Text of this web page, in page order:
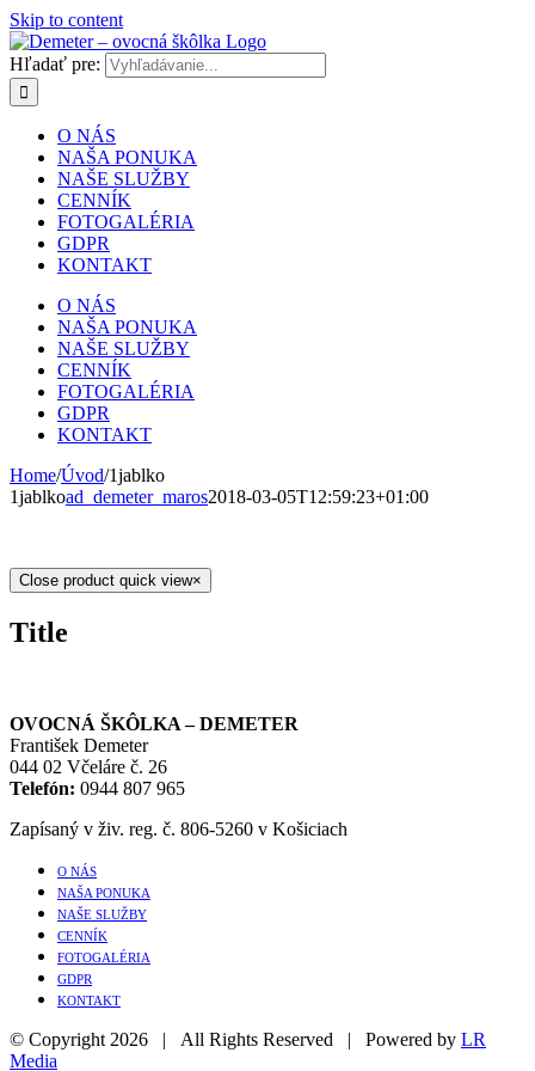
Skip to content
Hľadať pre:
O NÁS
NAŠA PONUKA
NAŠE SLUŽBY
CENNÍK
FOTOGALÉRIA
GDPR
KONTAKT
O NÁS
NAŠA PONUKA
NAŠE SLUŽBY
CENNÍK
FOTOGALÉRIA
GDPR
KONTAKT
Home/Úvod/1jablko
1jablkoad_demeter_maros2018-03-05T12:59:23+01:00
Close product quick view×
Title
OVOCNÁ ŠKÔLKA – DEMETER
František Demeter
044 02 Včeláre č. 26
Telefón: 0944 807 965
Zapísaný v živ. reg. č. 806-5260 v Košiciach
O NÁS
NAŠA PONUKA
NAŠE SLUŽBY
CENNÍK
FOTOGALÉRIA
GDPR
KONTAKT
© Copyright 2026 | All Rights Reserved | Powered by LR
Media